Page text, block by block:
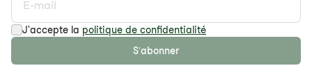
J'accepte la politique de confidentialité
S'abonner